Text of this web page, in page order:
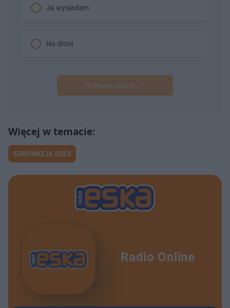
Ja wysiadam
Na dłoni
Następne pytanie
EUROWIZJA 2023
Radio Online